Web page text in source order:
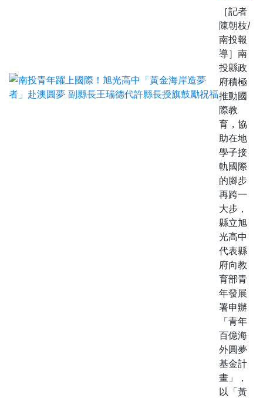
［記者
陳朝枝/
南投報
導］南
投縣政
府積極
推動國
際教
育，協
助在地
學子接
軌國際
的腳步
再跨一
大步，
縣立旭
光高中
代表縣
府向教
育部青
年發展
署申辦
「青年
百億海
外圓夢
基金計
畫」，
以「黃